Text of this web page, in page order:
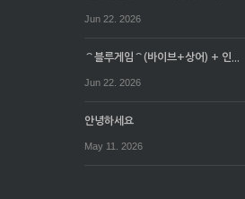
Jun 22. 2026
⌒블루게임⌒(바이브+상어) + 인...
Jun 22. 2026
안녕하세요
May 11. 2026